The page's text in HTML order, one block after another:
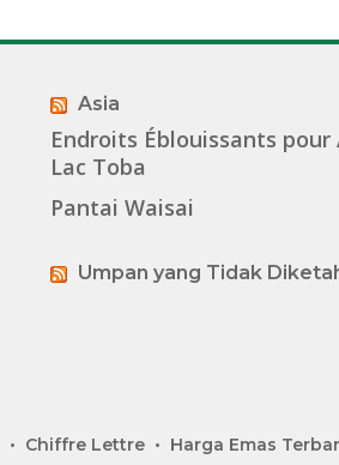
Asia
Endroits Éblouissants pour
Lac Toba
Pantai Waisai
Umpan yang Tidak
Chiffre Lettre Harga Emas